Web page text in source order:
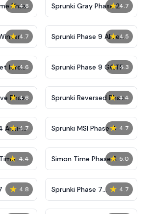
★ 4.6
Phase
★ 4.7
Sprunki Gray Phase 2
★ 4.7 ★ 4.5
Sprunki Phase 9 Alive
And Malediction
★ 4.6
lore
★ 4.3
Sprunki Phase 9 GGTP
★ 4.6
Phase
★ 4.4
Sprunki Reversed Phase
3 Definitive
★ 4.7
Anti-
★ 4.7
Sprunki MSI Phase 4
★ 4.4 ★ 5.0
Simon Time Phase 2
★ 4.8 ★ 4.7
Sprunki Phase 7
Definitive (Fanmade)